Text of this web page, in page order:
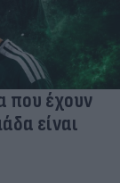
που έχουν
είναι